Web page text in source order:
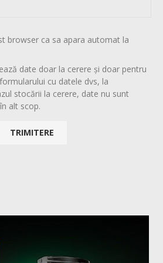
browser ca sa apara automat la
date doar la cerere și doar pentru
cu datele dvs, la
stocării la cerere, date nu sunt
alt scop.